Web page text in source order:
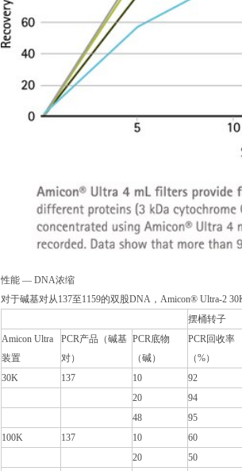
性能 — DNA浓缩
对于碱基对从137至1159的双股DNA，Amicon® Ultra-2
摆桶转子
Amicon Ultra
装置
PCR产品（碱基
对）
PCR底物
（碱）
PCR回收率
（%）
30K
137 10 92
20
94
48
95
100K
137 10 60
20
50